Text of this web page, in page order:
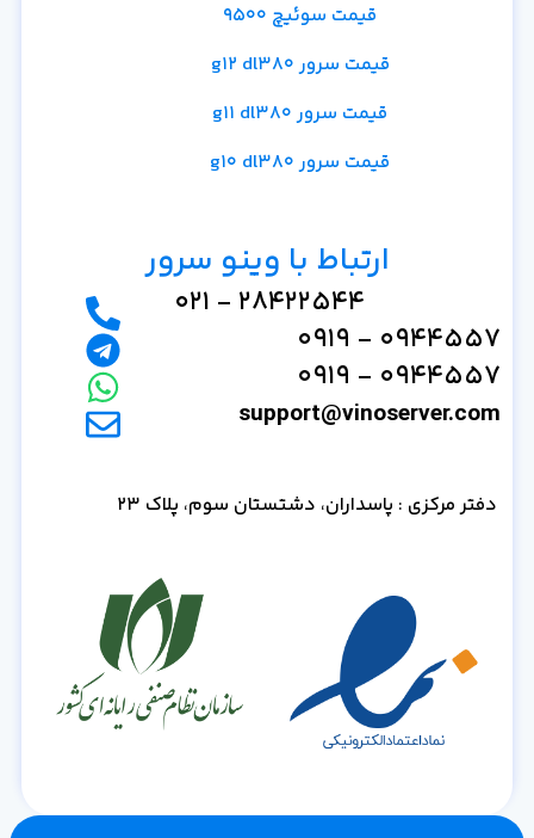
قیمت سوئیچ 9500
قیمت سرور g12 dl380
قیمت سرور g11 dl380
قیمت سرور g10 dl380
ارتباط با وینو سرور
28422544 - 021
0944557 - 0919
0944557 - 0919
support@vinoserver.com
دفتر مرکزی : پاسداران، دشتستان سوم، پلاک 23